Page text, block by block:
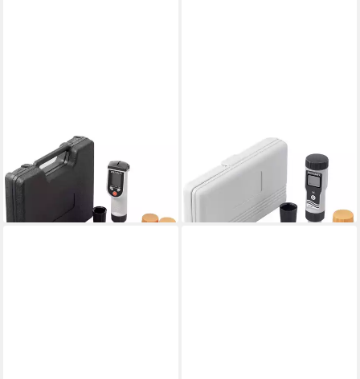
Wasserzähler Kombi
Messgerät KBM-90
ab 90,24 €
lieferbar - in 2-3 Werktagen bei dir
Wasserzähler Leitfähigkeits-
Messgerät VC-8816975
ab 48,88 €
lieferbar - in 2-3 Werktagen bei dir